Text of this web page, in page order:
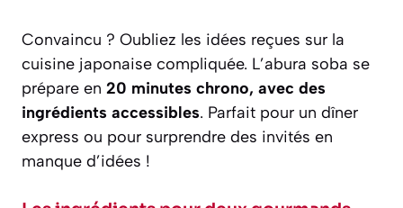
Convaincu ? Oubliez les idées reçues sur la
cuisine japonaise compliquée. L’abura soba se
prépare en 20 minutes chrono, avec des
ingrédients accessibles. Parfait pour un dîner
express ou pour surprendre des invités en
manque d’idées !